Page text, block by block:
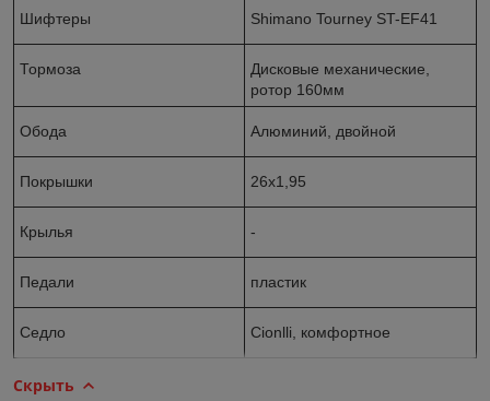
Шифтеры Shimano Tourney ST-EF41
Тормоза
Дисковые механические,
ротор 160мм
Обода Алюминий, двойной
Покрышки 26x1,95
Крылья -
Педали пластик
Седло Cionlli, комфортное
Скрыть